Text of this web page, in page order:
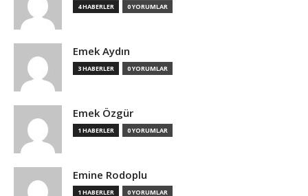
4 HABERLER 0 YORUMLAR
Emek Aydın
3 HABERLER 0 YORUMLAR
Emek Özgür
1 HABERLER 0 YORUMLAR
Emine Rodoplu
1 HABERLER 0 YORUMLAR